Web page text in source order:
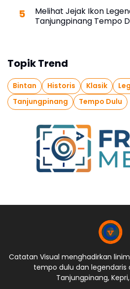
Melihat Jejak Ikon
Tanjungpinang Tempo
Topik Trend
Bintan Historis Klasik
Tanjungpinang
Tempo Dulu
Catatan Visual menghadirkan
tempo dulu dan legendaris
Tanjungpinang,